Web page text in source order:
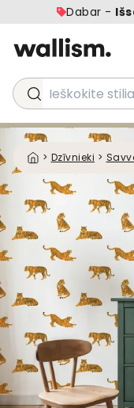
Dabar -
Ieškokite stiliaus,
> Dzīvnieki >